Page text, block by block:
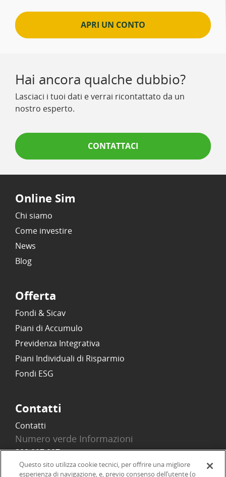
APRI UN CONTO
Hai ancora qualche dubbio?
Lasciaci i tuoi dati e verrai ricontattato da un
nostro esperto.
CONTATTACI
Online Sim
Chi siamo
Come investire
News
Blog
Offerta
Fondi & Sicav
Piani di Accumulo
Previdenza Integrativa
Piani Individuali di Risparmio
Fondi ESG
Contatti
Contatti
Numero verde Informazioni
800 097 097
Email
Questo sito utilizza cookie tecnici, per offrire una migliore
esperienza di navigazione, e, previo consenso dell’utente (o